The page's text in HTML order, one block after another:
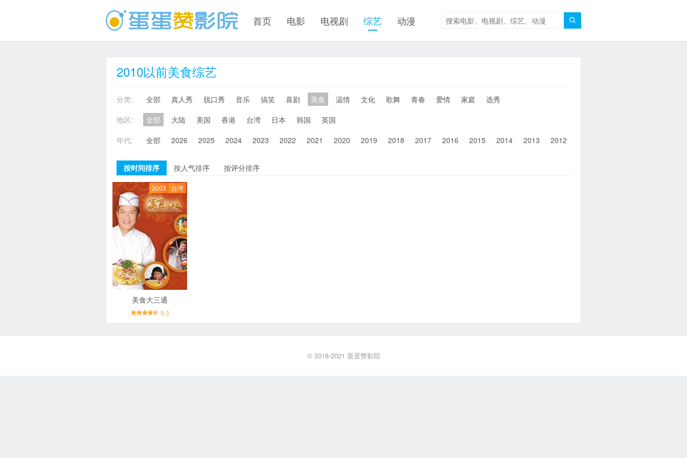

首页 电影 电视剧 综艺 动漫
2010以前美食综艺
分类: 全部 真人秀 脱口秀 音乐 搞笑 喜剧 美食 温情 文化 歌舞 青春 爱情 家庭
选秀
地区:
全部 大陆 美国 香港 台湾 日本 韩国
英国
年代:
全部 2026 2025 2024 2023 2022 2021 2020 2019 2018 2017 2016 2015 2014 2013 2012
按时间排序 按人气排序 按评分排序
2003 台湾
美食大三通
9.3
© 2018-2021 蛋蛋赞影院